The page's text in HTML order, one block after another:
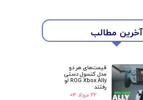
آخرین مطالب
قیمت‌های هر دو
مدل کنسول دستی
ROG Xbox Ally لو
رفتند
۲۲ مرداد ۰۴